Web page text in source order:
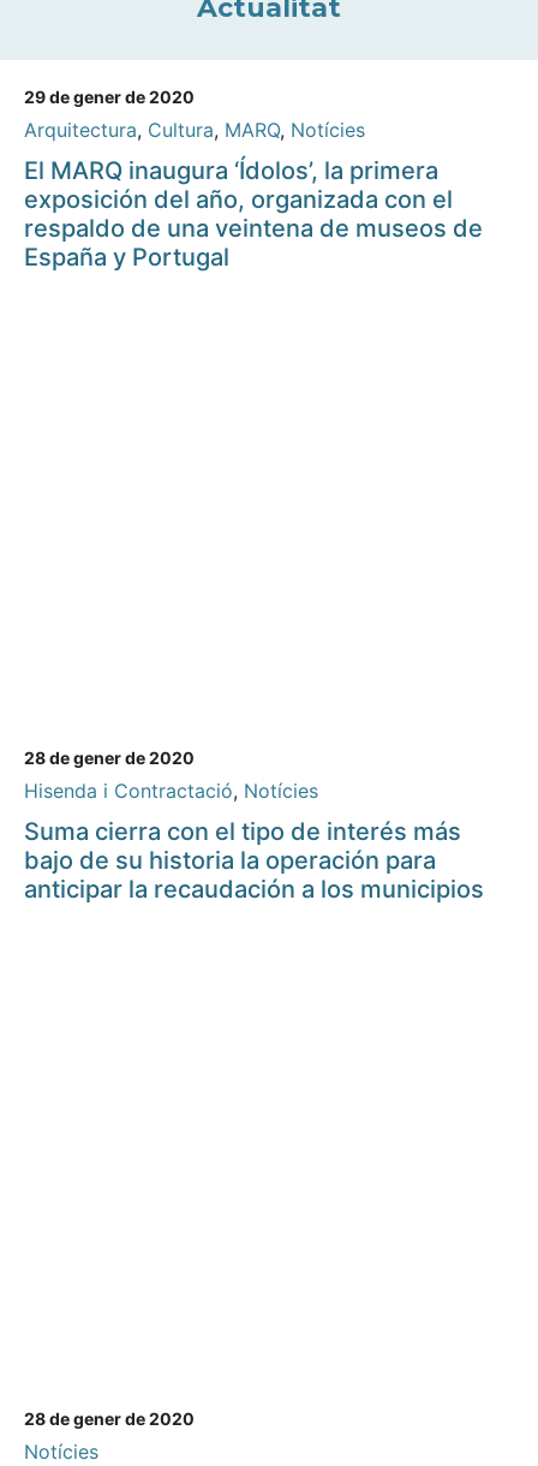
Actualitat
29 de gener de 2020
Arquitectura, Cultura, MARQ, Notícies
El MARQ inaugura ‘Ídolos’, la primera
exposición del año, organizada con el
respaldo de una veintena de museos de
España y Portugal
28 de gener de 2020
Hisenda i Contractació, Notícies
Suma cierra con el tipo de interés más
bajo de su historia la operación para
anticipar la recaudación a los municipios
28 de gener de 2020
Notícies